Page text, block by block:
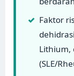
✓ Faktor
Lithium,
(SLE/